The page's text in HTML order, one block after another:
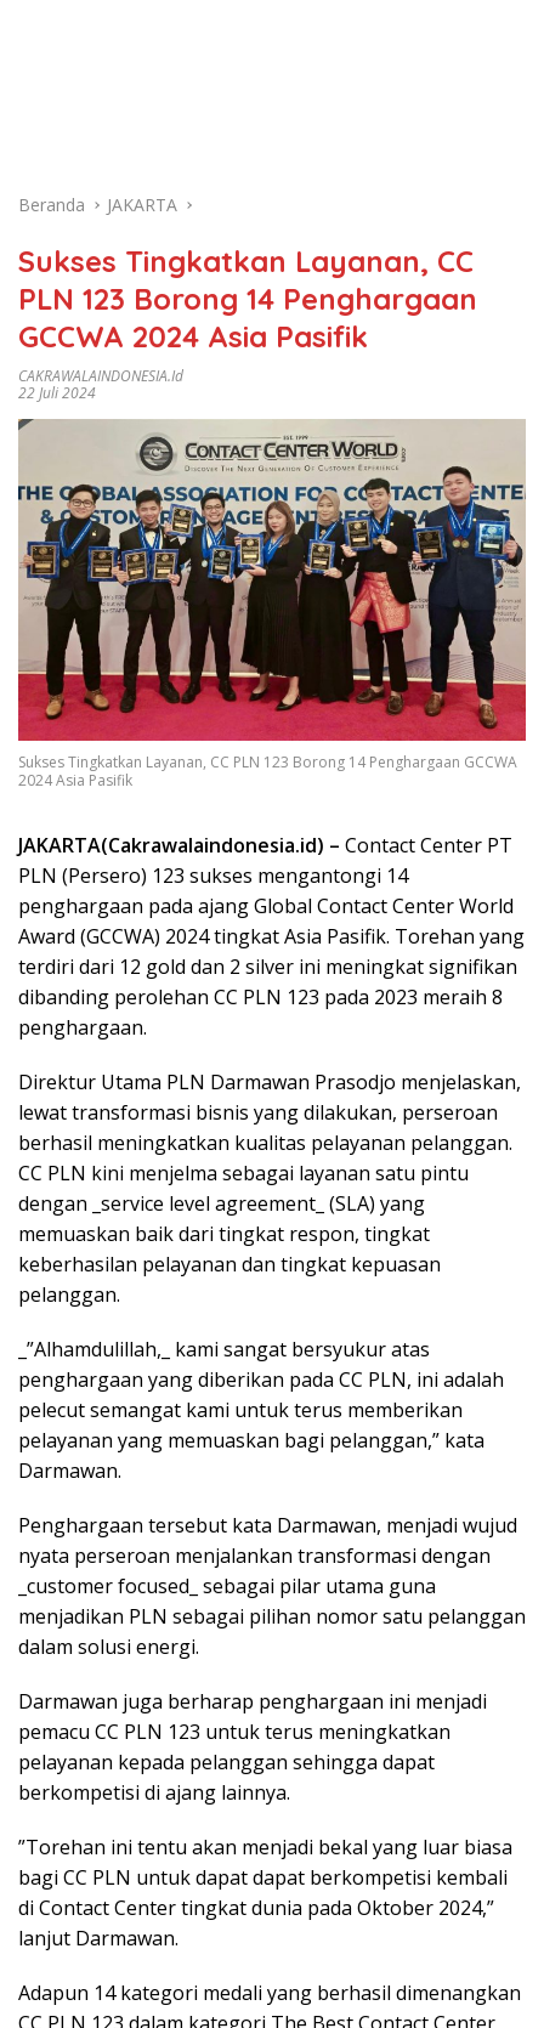
Beranda JAKARTA
Sukses Tingkatkan Layanan, CC
PLN 123 Borong 14 Penghargaan
GCCWA 2024 Asia Pasifik
CAKRAWALAINDONESIA.id
22 Juli 2024
Sukses Tingkatkan Layanan, CC PLN 123 Borong 14 Penghargaan GCCWA
2024 Asia Pasifik
JAKARTA(Cakrawalaindonesia.id) – Contact Center PT
PLN (Persero) 123 sukses mengantongi 14
penghargaan pada ajang Global Contact Center World
Award (GCCWA) 2024 tingkat Asia Pasifik. Torehan yang
terdiri dari 12 gold dan 2 silver ini meningkat signifikan
dibanding perolehan CC PLN 123 pada 2023 meraih 8
penghargaan.
Direktur Utama PLN Darmawan Prasodjo menjelaskan,
lewat transformasi bisnis yang dilakukan, perseroan
berhasil meningkatkan kualitas pelayanan pelanggan.
CC PLN kini menjelma sebagai layanan satu pintu
dengan _service level agreement_ (SLA) yang
memuaskan baik dari tingkat respon, tingkat
keberhasilan pelayanan dan tingkat kepuasan
pelanggan.
_”Alhamdulillah,_ kami sangat bersyukur atas
penghargaan yang diberikan pada CC PLN, ini adalah
pelecut semangat kami untuk terus memberikan
pelayanan yang memuaskan bagi pelanggan,” kata
Darmawan.
Penghargaan tersebut kata Darmawan, menjadi wujud
nyata perseroan menjalankan transformasi dengan
_customer focused_ sebagai pilar utama guna
menjadikan PLN sebagai pilihan nomor satu pelanggan
dalam solusi energi.
Darmawan juga berharap penghargaan ini menjadi
pemacu CC PLN 123 untuk terus meningkatkan
pelayanan kepada pelanggan sehingga dapat
berkompetisi di ajang lainnya.
”Torehan ini tentu akan menjadi bekal yang luar biasa
bagi CC PLN untuk dapat dapat berkompetisi kembali
di Contact Center tingkat dunia pada Oktober 2024,”
lanjut Darmawan.
Adapun 14 kategori medali yang berhasil dimenangkan